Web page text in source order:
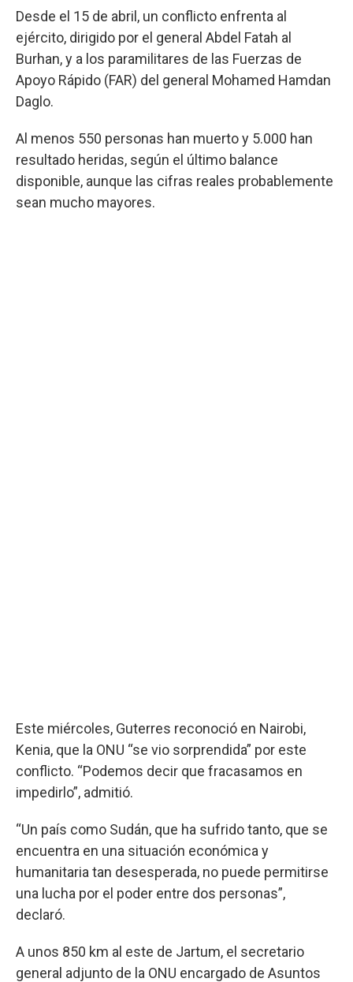
Desde el 15 de abril, un conflicto enfrenta al
ejército, dirigido por el general Abdel Fatah al
Burhan, y a los paramilitares de las Fuerzas de
Apoyo Rápido (FAR) del general Mohamed Hamdan
Daglo.
Al menos 550 personas han muerto y 5.000 han
resultado heridas, según el último balance
disponible, aunque las cifras reales probablemente
sean mucho mayores.
Este miércoles, Guterres reconoció en Nairobi,
Kenia, que la ONU “se vio sorprendida” por este
conflicto. “Podemos decir que fracasamos en
impedirlo”, admitió.
“Un país como Sudán, que ha sufrido tanto, que se
encuentra en una situación económica y
humanitaria tan desesperada, no puede permitirse
una lucha por el poder entre dos personas”,
declaró.
A unos 850 km al este de Jartum, el secretario
general adjunto de la ONU encargado de Asuntos